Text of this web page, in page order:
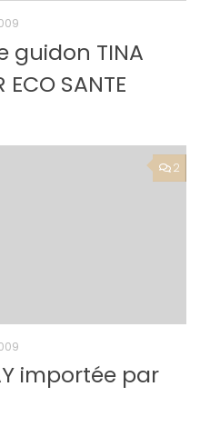
guidon TINA
SANTE
2
importée par